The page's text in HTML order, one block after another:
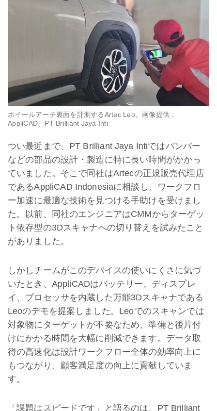
ホイールアーチ裏面を計測するArtec Leo。画像提供：
AppliCAD、PT Brilliant Jaya Inti
つい最近まで、PT Brilliant Jaya Intiではバンパー
などの部品の設計・製造に特に長い時間がかかっ
ていました。そこで同社はArtecの正規販売代理店
であるAppliCAD Indonesiaに相談し、ワークフロ
ー加速に最適な技術を見つける手助けを受けまし
た。以前、同社のエンジニアはCMMからターゲッ
ト依存型の3Dスキャナへの切り替えを試みたこと
がありました。
しかしチームがこのデバイスの使いにくさに気づ
いたとき、AppliCADはバッテリー、ディスプレ
イ、プロセッサを内蔵した万能3Dスキャナである
Leoのデモを提案しました。Leoでのスキャンでは
対象物にターゲットが不要なため、準備と後片付
けにかかる時間を大幅に削減できます。データ取
得の高速化は設計ワークフロー全体の効率向上に
もつながり、顧客満足度の向上に貢献していま
す。
「課題はスピードです」と語るのは、PT Brilliant